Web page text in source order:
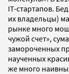
IT-стартапов.
их владельцы)
рынке много
чужой счет»,
замороченных
наученных
же много